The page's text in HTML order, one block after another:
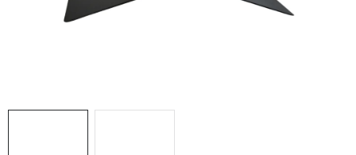
Podmínky vrácení peněz